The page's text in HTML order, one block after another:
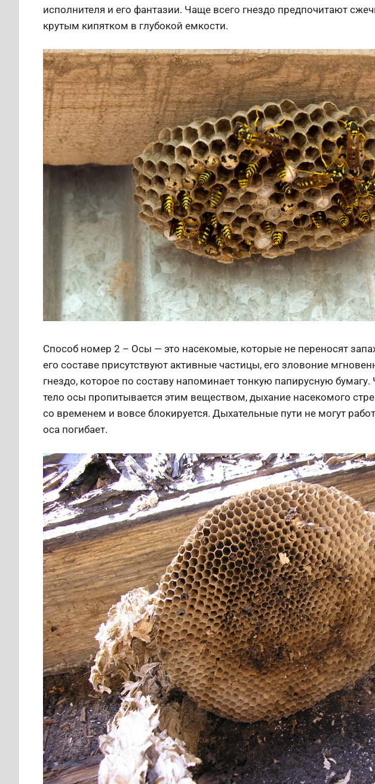
исполнителя и его фантазии. Чаще всего гнездо предпочитают
крутым кипятком в глубокой емкости.
Способ номер 2 – Осы — это насекомые, которые не переносят
его составе присутствуют активные частицы, его зловоние
гнездо, которое по составу напоминает тонкую папирусную
тело осы пропитывается этим веществом, дыхание насекомого
со временем и вовсе блокируется. Дыхательные пути не могут
оса погибает.